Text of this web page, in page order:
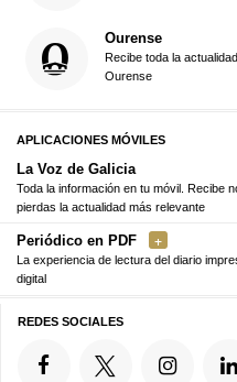
Ourense
Recibe toda la
Ourense
APLICACIONES MÓVILES
La Voz de Galicia
Toda la información en tu móvil. Recibe
pierdas la actualidad más relevante
Periódico en PDF
La experiencia de lectura del diario
digital
REDES SOCIALES